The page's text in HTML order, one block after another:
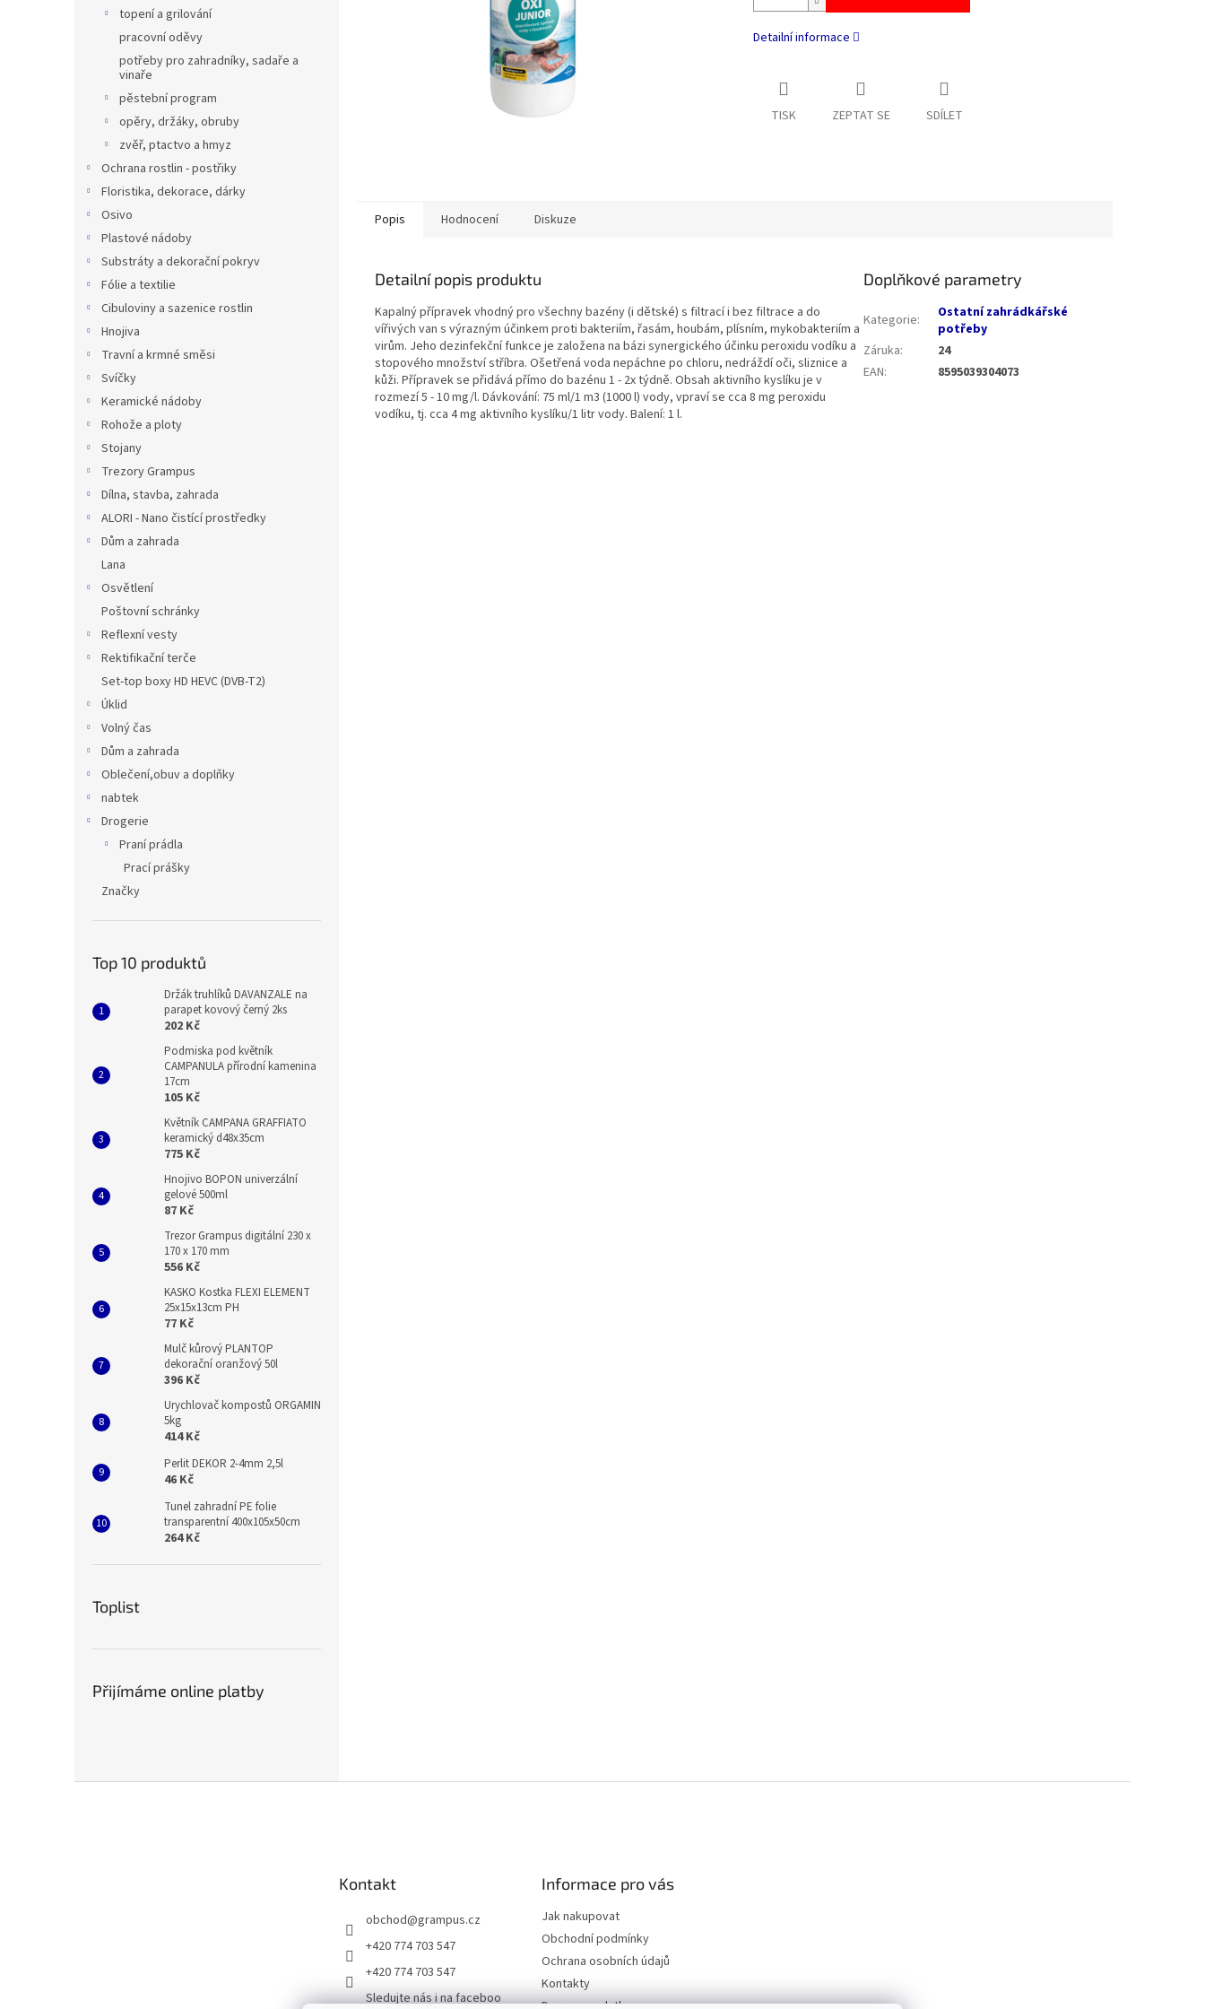
topení a grilování
pracovní oděvy
potřeby pro zahradníky, sadaře a
vinaře
pěstební program
opěry, držáky, obruby
zvěř, ptactvo a hmyz
Ochrana rostlin - postřiky
Floristika, dekorace, dárky
Osivo
Plastové nádoby
Substráty a dekorační pokryv
Fólie a textilie
Cibuloviny a sazenice rostlin
Hnojiva
Travní a krmné směsi
Svíčky
Keramické nádoby
Rohože a ploty
Stojany
Trezory Grampus
Dílna, stavba, zahrada
ALORI - Nano čistící prostředky
Dům a zahrada
Lana
Osvětlení
Poštovní schránky
Reflexní vesty
Rektifikační terče
Set-top boxy HD HEVC (DVB-T2)
Úklid
Volný čas
Dům a zahrada
Oblečení,obuv a doplňky
nabtek
Drogerie
Praní prádla
Prací prášky
Značky
Top 10 produktů
Držák truhlíků DAVANZALE na
parapet kovový černý 2ks
202 Kč
Podmiska pod květník
CAMPANULA přírodní kamenina
17cm
105 Kč
Květník CAMPANA GRAFFIATO
keramický d48x35cm
775 Kč
Hnojivo BOPON univerzální
gelové 500ml
87 Kč
Trezor Grampus digitální 230 x
170 x 170 mm
556 Kč
KASKO Kostka FLEXI ELEMENT
25x15x13cm PH
77 Kč
Mulč kůrový PLANTOP
dekorační oranžový 50l
396 Kč
Urychlovač kompostů ORGAMIN
5kg
414 Kč
Perlit DEKOR 2-4mm 2,5l
46 Kč
Tunel zahradní PE folie
transparentní 400x105x50cm
264 Kč
Toplist
Přijímáme online platby
Detailní informace
TISK ZEPTAT SE SDÍLET
Popis Hodnocení Diskuze
Detailní popis produktu
Kapalný přípravek vhodný pro všechny bazény (i dětské) s filtrací i bez filtrace a do
vířivých van s výrazným účinkem proti bakteriím, řasám, houbám, plísním, mykobakteriím a
virům. Jeho dezinfekční funkce je založena na bázi synergického účinku peroxidu vodíku a
stopového množství stříbra. Ošetřená voda nepáchne po chloru, nedráždí oči, sliznice a
kůži. Přípravek se přidává přímo do bazénu 1 - 2x týdně. Obsah aktivního kyslíku je v
rozmezí 5 - 10 mg/l. Dávkování: 75 ml/1 m3 (1000 l) vody, vpraví se cca 8 mg peroxidu
vodíku, tj. cca 4 mg aktivního kyslíku/1 litr vody. Balení: 1 l.
Doplňkové parametry
Kategorie:
Ostatní zahrádkářské
potřeby
Záruka:
24
EAN: 8595039304073
Kontakt
obchod@grampus.cz
+420 774 703 547
+420 774 703 547
Sledujte nás i na faceboo
Informace pro vás
Jak nakupovat
Obchodní podmínky
Ochrana osobních údajů
Kontakty